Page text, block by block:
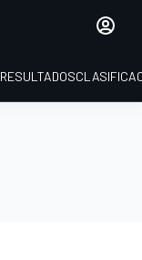
RESULTADOS